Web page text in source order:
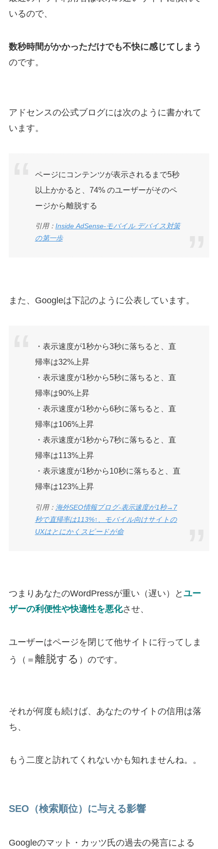
いるので、
数秒時間がかかっただけでも不快に感じてしまう
のです。
アドセンスの公式ブログには次のように書かれて
います。
ページにコンテンツが表示されるまで5秒
以上かかると、74% のユーザーがそのペ
ージから離脱する
引用： Inside AdSense‐モバイル デバイス対策
の第一歩
また、Googleは下記のように公表しています。
・表示速度が1秒から3秒に落ちると、直
帰率は32%上昇
・表示速度が1秒から5秒に落ちると、直
帰率は90%上昇
・表示速度が1秒から6秒に落ちると、直
帰率は106%上昇
・表示速度が1秒から7秒に落ちると、直
帰率は113%上昇
・表示速度が1秒から10秒に落ちると、直
帰率は123%上昇
引用： 海外SEO情報ブログ‐表示速度が1秒→7
秒で直帰率は113%↑、モバイル向けサイトの
UXはとにかくスピードが命
つまりあなたのWordPressが重い（遅い）と ユー
ザーの利便性や快適性を悪化させ、
ユーザーはページを閉じて他サイトに行ってしま
う（＝ 離脱する ）のです。
それが何度も続けば、あなたのサイトの信用は落
ち、
もう二度と訪れてくれないかも知れませんね。。
SEO（検索順位）に与える影響
Googleのマット・カッツ氏の過去の発言による